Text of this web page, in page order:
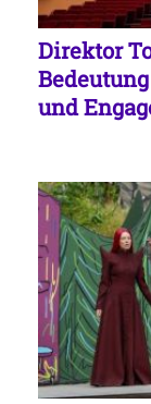
Direktor
und